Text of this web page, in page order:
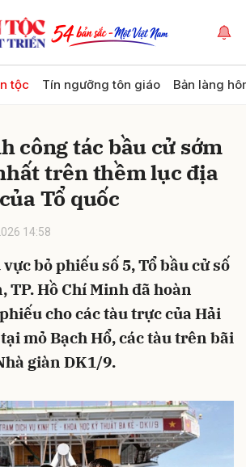
tộc Tín ngưỡng tôn giáo Bản làng
công tác bầu cử sớm
trên thềm lục địa
Tổ quốc
14:58
bỏ phiếu số 5, Tổ bầu cử số
TP. Hồ Chí Minh đã hoàn
cho các tàu trực của Hải
mỏ Bạch Hổ, các tàu trên bãi
giàn DK1/9.